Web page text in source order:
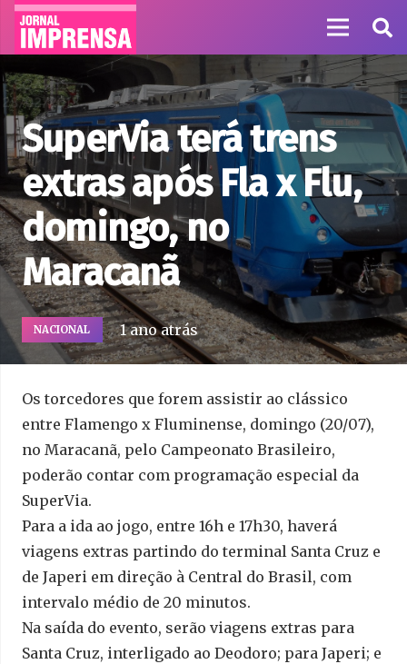
SuperVia terá trens
extras após Fla x Flu,
domingo, no
Maracanã
NACIONAL 1 ano atrás
Os torcedores que forem assistir ao clássico
entre Flamengo x Fluminense, domingo (20/07),
no Maracanã, pelo Campeonato Brasileiro,
poderão contar com programação especial da
SuperVia.
Para a ida ao jogo, entre 16h e 17h30, haverá
viagens extras partindo do terminal Santa Cruz e
de Japeri em direção à Central do Brasil, com
intervalo médio de 20 minutos.
Na saída do evento, serão viagens extras para
Santa Cruz, interligado ao Deodoro; para Japeri; e